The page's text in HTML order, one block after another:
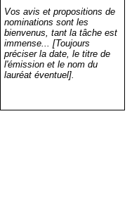
Vos avis et propositions de
nominations sont les
bienvenus, tant la tâche est
immense... [Toujours
préciser la date, le titre de
l'émission et le nom du
lauréat éventuel].